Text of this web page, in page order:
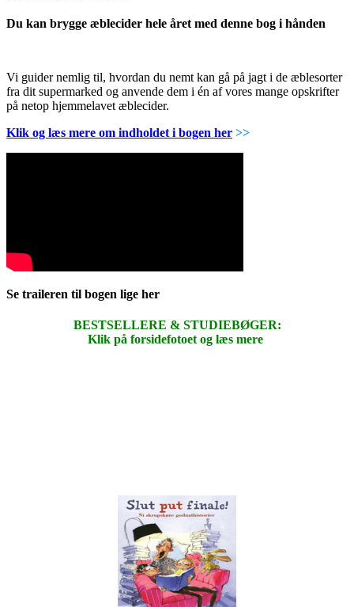
Du kan brygge æblecider hele året med denne bog i hånden
Vi guider nemlig til, hvordan du nemt kan gå på jagt i de æblesorter
fra dit supermarked og anvende dem i én af vores mange opskrifter
på netop hjemmelavet æblecider.
Klik og læs mere om indholdet i bogen her >>
Se traileren til bogen lige her
BESTSELLERE & STUDIEBØGER:
Klik på forsidefotoet og læs mere